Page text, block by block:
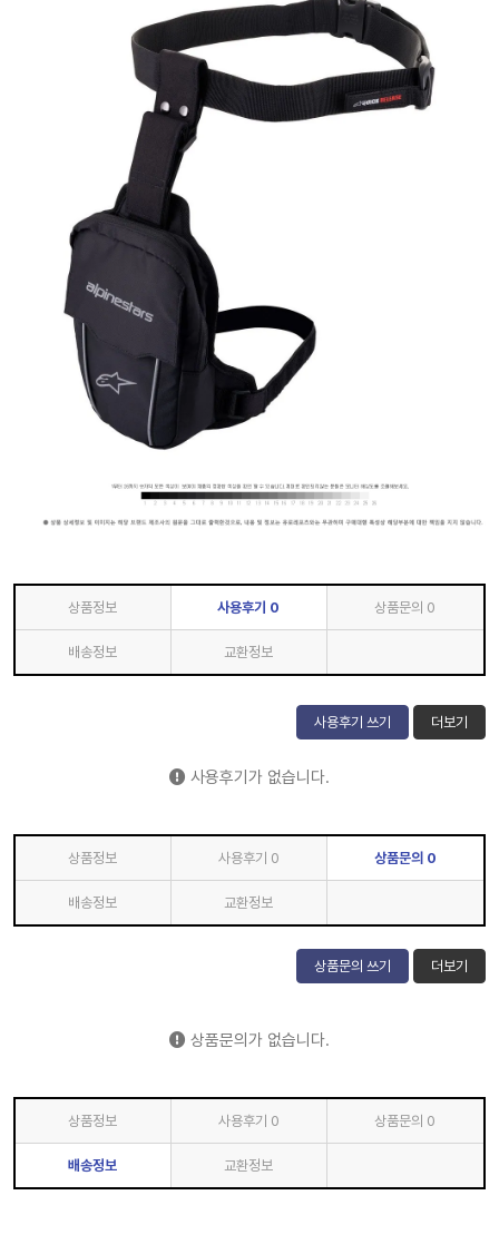
상품정보 사용후기 0 상품문의 0
배송정보 교환정보
사용후기 쓰기 더보기
사용후기가 없습니다.
상품정보 사용후기 0 상품문의 0
배송정보 교환정보
상품문의 쓰기 더보기
상품문의가 없습니다.
상품정보 사용후기 0 상품문의 0
배송정보 교환정보